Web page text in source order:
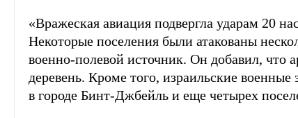
«Вражеская авиация подвергла ударам 20
Некоторые поселения были атакованы
военно-полевой источник. Он добавил, что
деревень. Кроме того, израильские
в городе Бинт-Джбейль и еще четырех